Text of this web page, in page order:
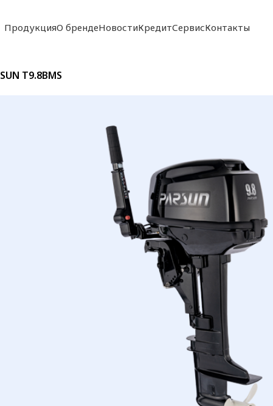
ПродукцияО брендеНовостиКредитСервисКонтакты
T9.8BMS